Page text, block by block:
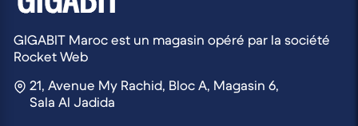
GIGABIT Maroc est un magasin opéré par la société
Rocket Web
21, Avenue My Rachid, Bloc A, Magasin 6,
Sala Al Jadida